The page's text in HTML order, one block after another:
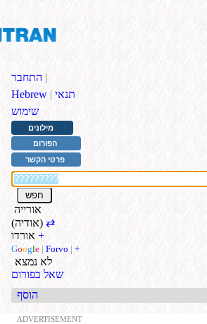
התחבר |
Hebrew | תנאי
שימוש
מילונים
הפורום
פרטי הקשר
אורייה
(אודיה) ⇄
+
Google | Forvo | +
לא נמצא
שאל בפורום
הוסף
ADVERTISEMENT